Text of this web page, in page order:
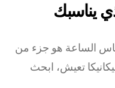
يناسبك
الساعة هو جزء من
تعيش، ابحث